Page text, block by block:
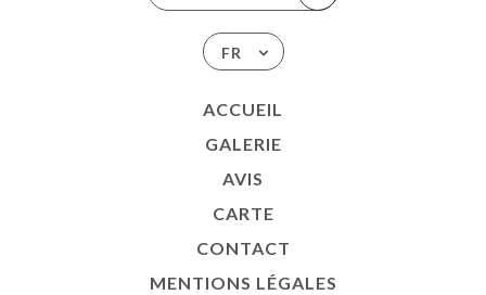
FR
ACCUEIL
GALERIE
AVIS
CARTE
CONTACT
MENTIONS LÉGALES